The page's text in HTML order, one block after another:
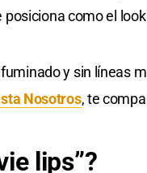
posiciona como el
y sin líneas
Nosotros, te
lips”?